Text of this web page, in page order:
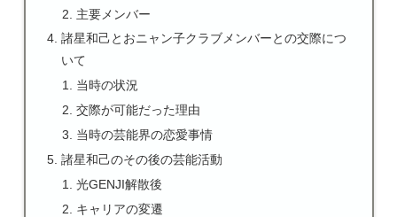
主要メンバー
諸星和己とおニャン子クラブメンバーとの交際につ
いて
当時の状況
交際が可能だった理由
当時の芸能界の恋愛事情
諸星和己のその後の芸能活動
光GENJI解散後
キャリアの変遷